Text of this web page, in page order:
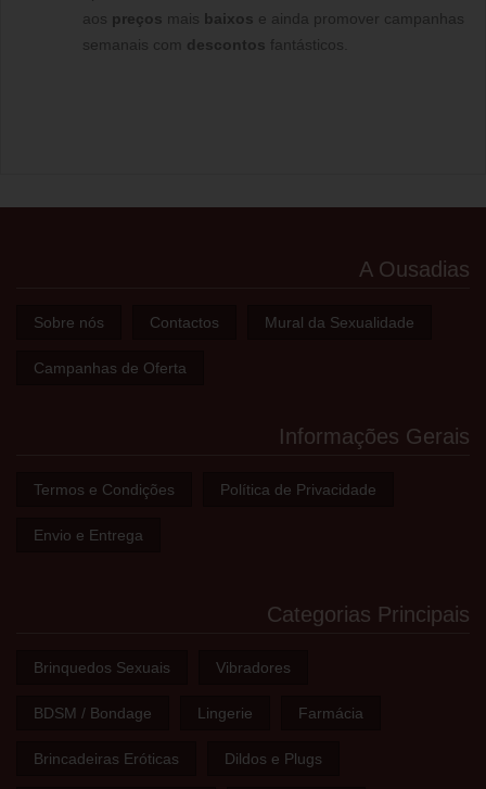
aos preços mais baixos e ainda promover campanhas
semanais com descontos fantásticos.
A Ousadias
Sobre nós Contactos Mural da Sexualidade
Campanhas de Oferta
Informações Gerais
Termos e Condições Política de Privacidade
Envio e Entrega
Categorias Principais
Brinquedos Sexuais Vibradores
BDSM / Bondage Lingerie Farmácia
Brincadeiras Eróticas Dildos e Plugs